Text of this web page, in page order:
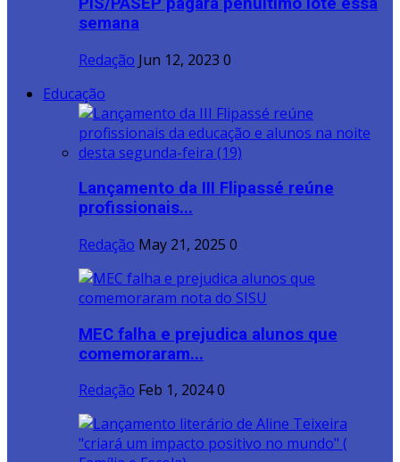
semana
Redação Jun 12, 2023 0
Educação
Lançamento da III Flipassé reúne
profissionais...
Redação May 21, 2025 0
MEC falha e prejudica alunos que
comemoraram...
Redação Feb 1, 20240